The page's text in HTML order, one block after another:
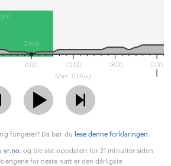
6:00
12:00
Man 10 Aug
18:00 0:00
0m/s
fungerer? Da bør du lese denne forklaringen.
yr.no, og ble sist oppdatert for 21 minutter siden
for neste natt er den dårligste